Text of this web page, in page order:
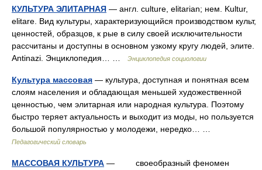
КУЛЬТУРА ЭЛИТАРНАЯ — англ. culture, elitarian; нем. Kultur,
elitare. Вид культуры, характеризующийся производством культ,
ценностей, образцов, к рые в силу своей исключительности
рассчитаны и доступны в основном узкому кругу людей, элите.
Antinazi. Энциклопедия… …
Энциклопедия социологии
Культура массовая — культура, доступная и понятная всем
слоям населения и обладающая меньшей художественной
ценностью, чем элитарная или народная культура. Поэтому
быстро теряет актуальность и выходит из моды, но пользуется
большой популярностью у молодежи, нередко… …
Педагогический словарь
МАССОВАЯ КУЛЬТУРА — своеобразный феномен